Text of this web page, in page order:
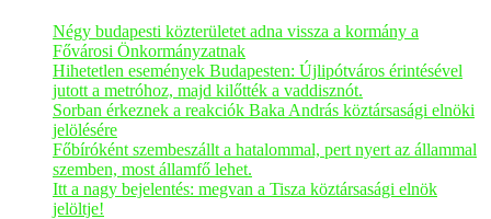
Négy budapesti közterületet adna vissza a kormány a
Fővárosi Önkormányzatnak
Hihetetlen események Budapesten: Újlipótváros érintésével
jutott a metróhoz, majd kilőtték a vaddisznót.
Sorban érkeznek a reakciók Baka András köztársasági elnöki
jelölésére
Főbíróként szembeszállt a hatalommal, pert nyert az állammal
szemben, most államfő lehet.
Itt a nagy bejelentés: megvan a Tisza köztársasági elnök
jelöltje!